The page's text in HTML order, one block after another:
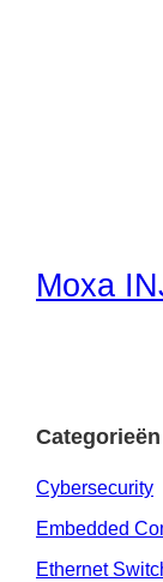
Moxa
Categorieën
Cybersecurity
Embedded
Ethernet